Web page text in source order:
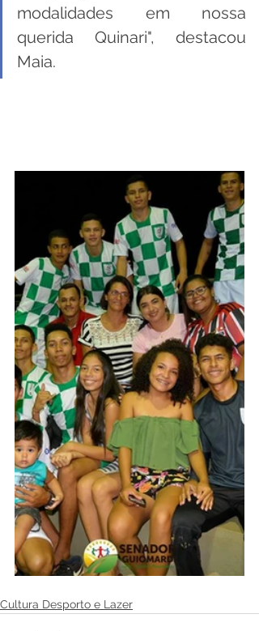
modalidades em nossa
querida Quinari", destacou
Maia.
Cultura Desporto e Lazer